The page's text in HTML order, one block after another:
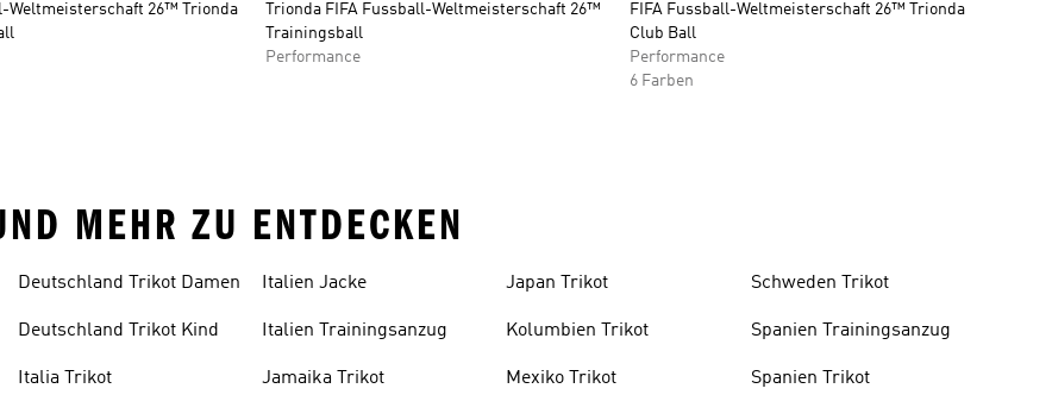
Weltmeisterschaft 26™ Trionda
Trionda FIFA Fussball-Weltmeisterschaft 26™
Trainingsball
Performance
FIFA Fussball-Weltmeisterschaft 26™ Trionda
Club Ball
Performance
6 Farben
MEHR ZU ENTDECKEN
Deutschland Trikot Damen
Deutschland Trikot Kind
Italia Trikot
Italien Jacke
Italien Trainingsanzug
Jamaika Trikot
Japan Trikot
Kolumbien Trikot
Mexiko Trikot
Schweden Trikot
Spanien Trainingsanzug
Spanien Trikot